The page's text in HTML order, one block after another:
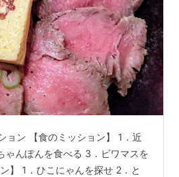
ョン 【食のミッション】 1．近
ゃんぽんを食べる 3．ビワマスを
】 1．ひこにゃんを探せ 2．と